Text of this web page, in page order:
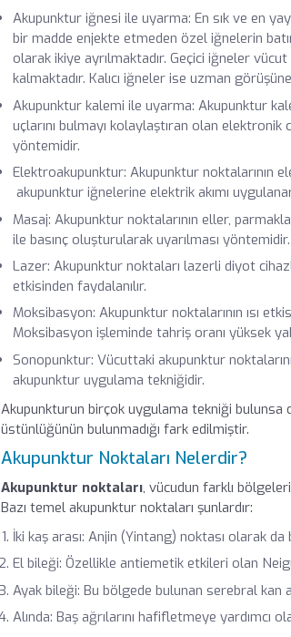
Akupunktur iğnesi ile uyarma: En sık ve en
bir madde enjekte etmeden özel iğnelerin
olarak ikiye ayrılmaktadır. Geçici iğneler
kalmaktadır. Kalıcı iğneler ise uzman
Akupunktur kalemi ile uyarma: Akupunktur
uçlarını bulmayı kolaylaştıran olan
yöntemidir.
Elektroakupunktur: Akupunktur noktalarının
akupunktur iğnelerine elektrik akımı
Masaj: Akupunktur noktalarının eller,
ile basınç oluşturularak uyarılması yöntemidir.
Lazer: Akupunktur noktaları lazerli diyot
etkisinden faydalanılır.
Moksibasyon: Akupunktur noktalarının ısı
Moksibasyon işleminde tahriş oranı yüksek
Sonopunktur: Vücuttaki akupunktur
akupunktur uygulama tekniğidir.
Akupunkturun birçok uygulama tekniği
üstünlüğünün bulunmadığı fark edilmiştir.
Akupunktur Noktaları Nelerdir?
Akupunktur noktaları, vücudun farklı
Bazı temel akupunktur noktaları şunlardır:
İki kaş arası: Anjin (Yintang) noktası olarak da
El bileği: Özellikle antiemetik etkileri olan
Ayak bileği: Bu bölgede bulunan serebral kan
Alında: Baş ağrılarını hafifletmeye yardımcı